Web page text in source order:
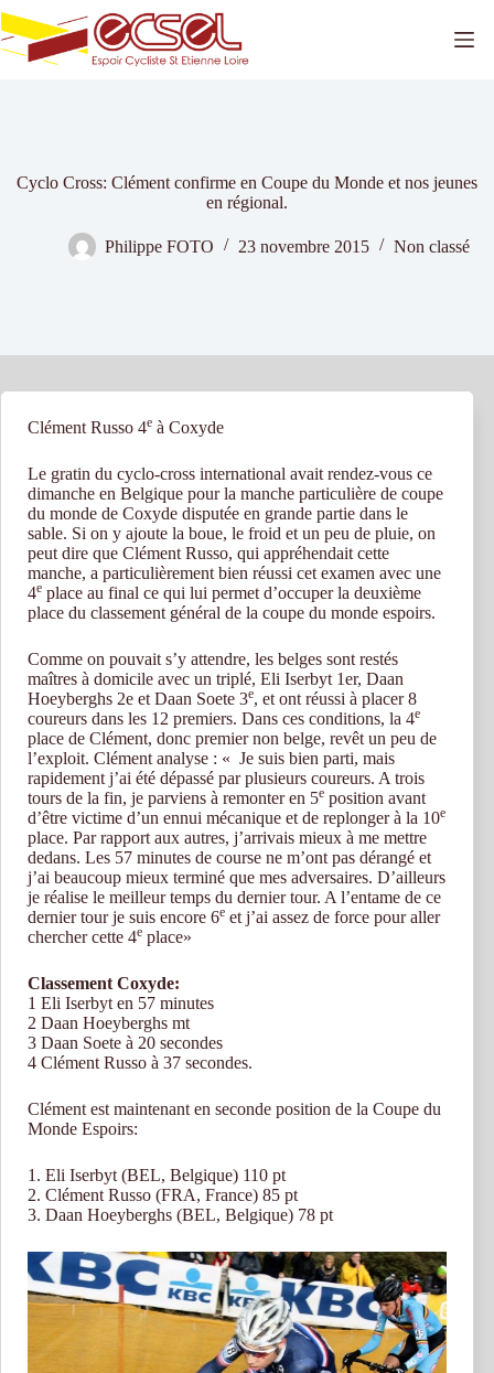
Passer
au
contenu
Cyclo Cross: Clément confirme en Coupe du Monde et nos jeunes
en régional.
Philippe FOTO 23 novembre 2015 Non classé
Clément Russo 4e à Coxyde
Le gratin du cyclo-cross international avait rendez-vous ce
dimanche en Belgique pour la manche particulière de coupe
du monde de Coxyde disputée en grande partie dans le
sable. Si on y ajoute la boue, le froid et un peu de pluie, on
peut dire que Clément Russo, qui appréhendait cette
manche, a particulièrement bien réussi cet examen avec une
4e place au final ce qui lui permet d’occuper la deuxième
place du classement général de la coupe du monde espoirs.
Comme on pouvait s’y attendre, les belges sont restés
maîtres à domicile avec un triplé, Eli Iserbyt 1er, Daan
Hoeyberghs 2e et Daan Soete 3e, et ont réussi à placer 8
coureurs dans les 12 premiers. Dans ces conditions, la 4e
place de Clément, donc premier non belge, revêt un peu de
l’exploit. Clément analyse : « Je suis bien parti, mais
rapidement j’ai été dépassé par plusieurs coureurs. A trois
tours de la fin, je parviens à remonter en 5e position avant
d’être victime d’un ennui mécanique et de replonger à la 10e
place. Par rapport aux autres, j’arrivais mieux à me mettre
dedans. Les 57 minutes de course ne m’ont pas dérangé et
j’ai beaucoup mieux terminé que mes adversaires. D’ailleurs
je réalise le meilleur temps du dernier tour. A l’entame de ce
dernier tour je suis encore 6e et j’ai assez de force pour aller
chercher cette 4e place»
Classement Coxyde:
1 Eli Iserbyt en 57 minutes
2 Daan Hoeyberghs mt
3 Daan Soete à 20 secondes
4 Clément Russo à 37 secondes.
Clément est maintenant en seconde position de la Coupe du
Monde Espoirs:
1. Eli Iserbyt (BEL, Belgique) 110 pt
2. Clément Russo (FRA, France) 85 pt
3. Daan Hoeyberghs (BEL, Belgique) 78 pt